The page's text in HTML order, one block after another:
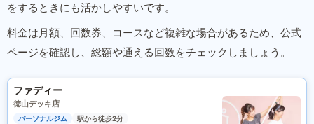
をするときにも活かしやすいです。
料金は月額、回数券、コースなど複雑な場合があるため、公式
ページを確認し、総額や通える回数をチェックしましょう。
ファディー
徳山デッキ店
パーソナルジム
駅から徒歩2分